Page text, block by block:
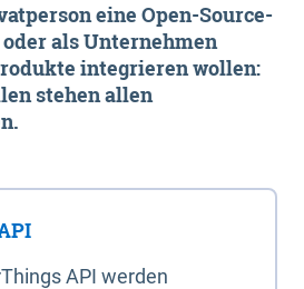
eine Open-Source-
als Unternehmen
integrieren wollen:
stehen allen
API werden